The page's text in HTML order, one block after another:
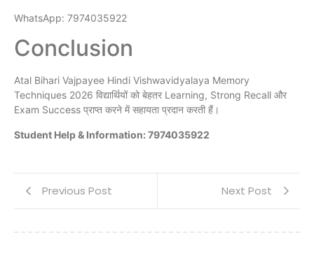
WhatsApp: 7974035922
Conclusion
Atal Bihari Vajpayee Hindi Vishwavidyalaya Memory
Techniques 2026 विद्यार्थियों को बेहतर Learning, Strong Recall और
Exam Success प्राप्त करने में सहायता प्रदान करती हैं।
Student Help & Information: 7974035922
Previous Post Next Post